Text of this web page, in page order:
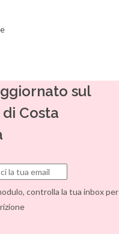
sul
Costa
controlla la tua inbox per